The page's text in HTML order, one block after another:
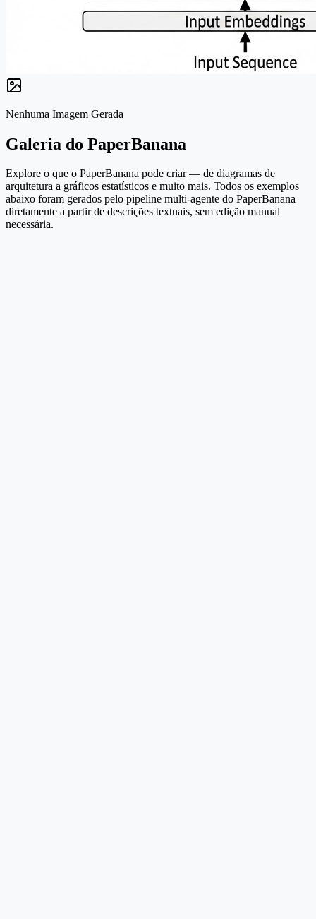
Nenhuma Imagem Gerada
Galeria do PaperBanana
Explore o que o PaperBanana pode criar — de diagramas de
arquitetura a gráficos estatísticos e muito mais. Todos os exemplos
abaixo foram gerados pelo pipeline multi-agente do PaperBanana
diretamente a partir de descrições textuais, sem edição manual
necessária.